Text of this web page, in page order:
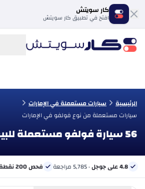
كار سويتش
افتح في تطبيق كار سويتش
الرئيسية
سيارات مستعملة في الإمارات
سيارات مستعملة من نوع فولفو في الإمارات
56 سيارة فولفو مستعملة للبيع في الإمارات
4.8 على جوجل · 5,785 مراجعة فحص 200 نقطة